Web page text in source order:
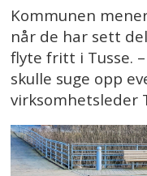
Kommunen
når de har sett
flyte fritt i Tusse.
skulle suge opp
virksomhetsleder